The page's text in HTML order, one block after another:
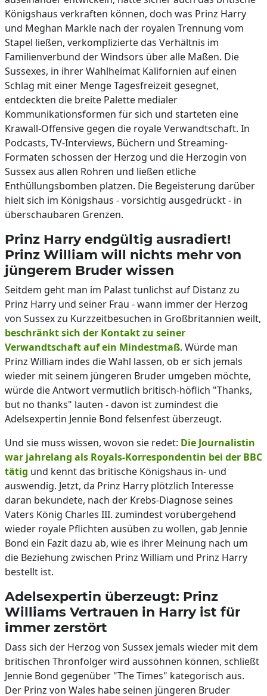
Königshaus verkraften können, doch was Prinz Harry
und Meghan Markle nach der royalen Trennung vom
Stapel ließen, verkomplizierte das Verhältnis im
Familienverbund der Windsors über alle Maßen. Die
Sussexes, in ihrer Wahlheimat Kalifornien auf einen
Schlag mit einer Menge Tagesfreizeit gesegnet,
entdeckten die breite Palette medialer
Kommunikationsformen für sich und starteten eine
Krawall-Offensive gegen die royale Verwandtschaft. In
Podcasts, TV-Interviews, Büchern und Streaming-
Formaten schossen der Herzog und die Herzogin von
Sussex aus allen Rohren und ließen etliche
Enthüllungsbomben platzen. Die Begeisterung darüber
hielt sich im Königshaus - vorsichtig ausgedrückt - in
überschaubaren Grenzen.
Prinz Harry endgültig ausradiert!
Prinz William will nichts mehr von
jüngerem Bruder wissen
Seitdem geht man im Palast tunlichst auf Distanz zu
Prinz Harry und seiner Frau - wann immer der Herzog
von Sussex zu Kurzzeitbesuchen in Großbritannien weilt,
beschränkt sich der Kontakt zu seiner
Verwandtschaft auf ein Mindestmaß. Würde man
Prinz William indes die Wahl lassen, ob er sich jemals
wieder mit seinem jüngeren Bruder umgeben möchte,
würde die Antwort vermutlich britisch-höflich "Thanks,
but no thanks" lauten - davon ist zumindest die
Adelsexpertin Jennie Bond felsenfest überzeugt.
Und sie muss wissen, wovon sie redet: Die Journalistin
war jahrelang als Royals-Korrespondentin bei der BBC
tätig und kennt das britische Königshaus in- und
auswendig. Jetzt, da Prinz Harry plötzlich Interesse
daran bekundete, nach der Krebs-Diagnose seines
Vaters König Charles III. zumindest vorübergehend
wieder royale Pflichten ausüben zu wollen, gab Jennie
Bond ein Fazit dazu ab, wie es ihrer Meinung nach um
die Beziehung zwischen Prinz William und Prinz Harry
bestellt ist.
Adelsexpertin überzeugt: Prinz
Williams Vertrauen in Harry ist für
immer zerstört
Dass sich der Herzog von Sussex jemals wieder mit dem
britischen Thronfolger wird aussöhnen können, schließt
Jennie Bond gegenüber "The Times" kategorisch aus.
Der Prinz von Wales habe seinen jüngeren Bruder